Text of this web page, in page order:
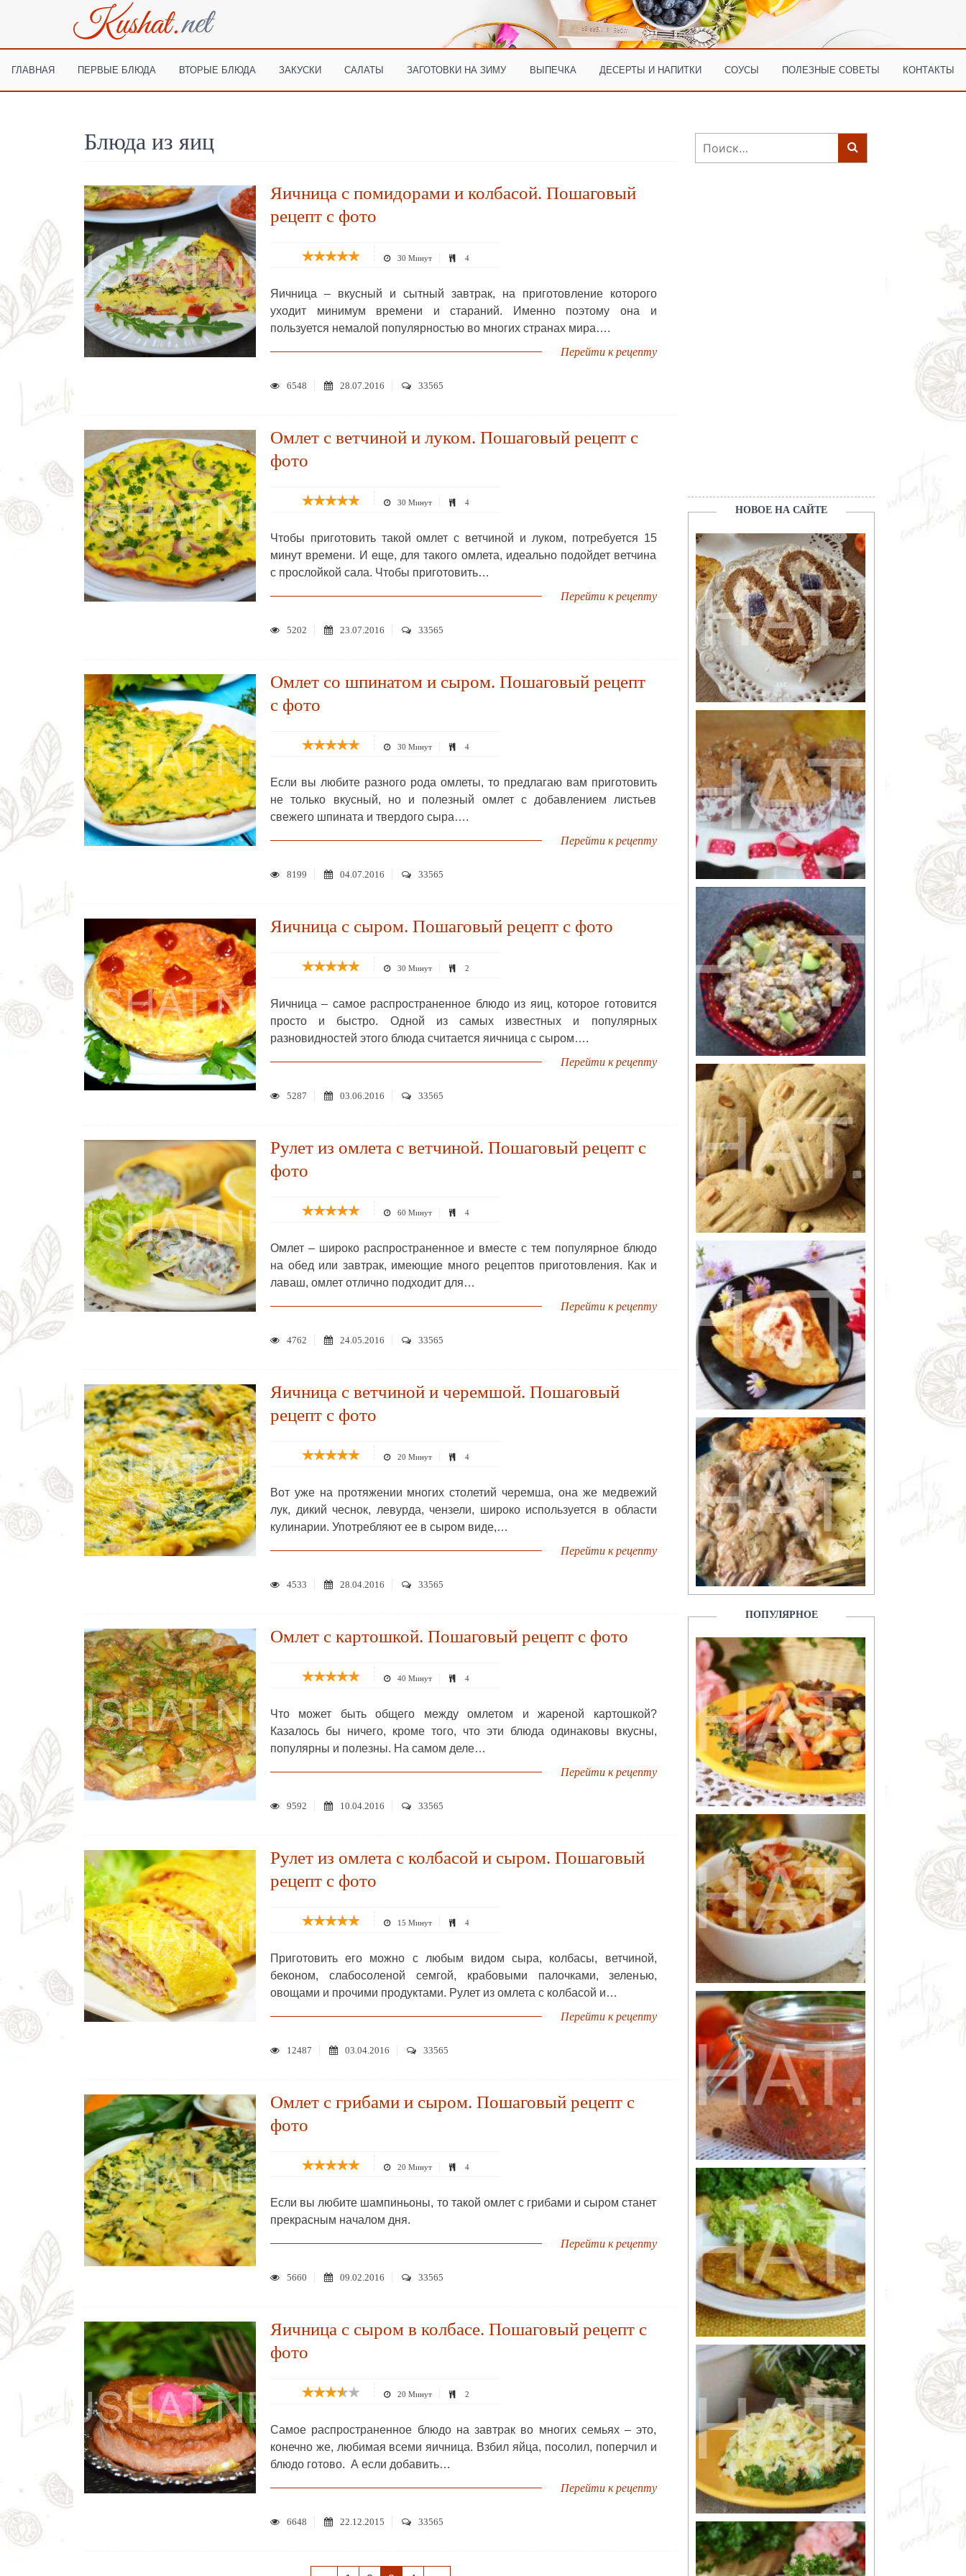
ГЛАВНАЯ ПЕРВЫЕ БЛЮДА ВТОРЫЕ БЛЮДА ЗАКУСКИ САЛАТЫ ЗАГОТОВКИ НА ЗИМУ ВЫПЕЧКА ДЕСЕРТЫ И НАПИТКИ СОУСЫ ПОЛЕЗНЫЕ СОВЕТЫ КОНТАКТЫ
Блюда из яиц
Яичница с помидорами и колбасой. Пошаговый
рецепт с фото
30 Минут 4
Яичница – вкусный и сытный завтрак, на приготовление которого
уходит минимум времени и стараний. Именно поэтому она и
пользуется немалой популярностью во многих странах мира….
Перейти к рецепту
6548 28.07.2016 33565
Омлет с ветчиной и луком. Пошаговый рецепт с
фото
30 Минут 4
Чтобы приготовить такой омлет с ветчиной и луком, потребуется 15
минут времени. И еще, для такого омлета, идеально подойдет ветчина
с прослойкой сала. Чтобы приготовить…
Перейти к рецепту
5202 23.07.2016 33565
Омлет со шпинатом и сыром. Пошаговый рецепт
с фото
30 Минут 4
Если вы любите разного рода омлеты, то предлагаю вам приготовить
не только вкусный, но и полезный омлет с добавлением листьев
свежего шпината и твердого сыра….
Перейти к рецепту
8199 04.07.2016 33565
Яичница с сыром. Пошаговый рецепт с фото
30 Минут 2
Яичница – самое распространенное блюдо из яиц, которое готовится
просто и быстро. Одной из самых известных и популярных
разновидностей этого блюда считается яичница с сыром….
Перейти к рецепту
5287 03.06.2016 33565
Рулет из омлета с ветчиной. Пошаговый рецепт с
фото
60 Минут 4
Омлет – широко распространенное и вместе с тем популярное блюдо
на обед или завтрак, имеющие много рецептов приготовления. Как и
лаваш, омлет отлично подходит для…
Перейти к рецепту
4762 24.05.2016 33565
Яичница с ветчиной и черемшой. Пошаговый
рецепт с фото
20 Минут 4
Вот уже на протяжении многих столетий черемша, она же медвежий
лук, дикий чеснок, левурда, чензели, широко используется в области
кулинарии. Употребляют ее в сыром виде,…
Перейти к рецепту
4533 28.04.2016 33565
Омлет с картошкой. Пошаговый рецепт с фото
40 Минут 4
Что может быть общего между омлетом и жареной картошкой?
Казалось бы ничего, кроме того, что эти блюда одинаковы вкусны,
популярны и полезны. На самом деле…
Перейти к рецепту
9592 10.04.2016 33565
Рулет из омлета с колбасой и сыром. Пошаговый
рецепт с фото
15 Минут 4
Приготовить его можно с любым видом сыра, колбасы, ветчиной,
беконом, слабосоленой семгой, крабовыми палочками, зеленью,
овощами и прочими продуктами. Рулет из омлета с колбасой и…
Перейти к рецепту
12487 03.04.2016 33565
Омлет с грибами и сыром. Пошаговый рецепт с
фото
20 Минут 4
Если вы любите шампиньоны, то такой омлет с грибами и сыром станет
прекрасным началом дня.
Перейти к рецепту
5660 09.02.2016 33565
Яичница с сыром в колбасе. Пошаговый рецепт с
фото
20 Минут 2
Самое распространенное блюдо на завтрак во многих семьях – это,
конечно же, любимая всеми яичница. Взбил яйца, посолил, поперчил и
блюдо готово. А если добавить…
Перейти к рецепту
6648 22.12.2015 33565
Найти:
НОВОЕ НА САЙТЕ
ПОПУЛЯРНОЕ